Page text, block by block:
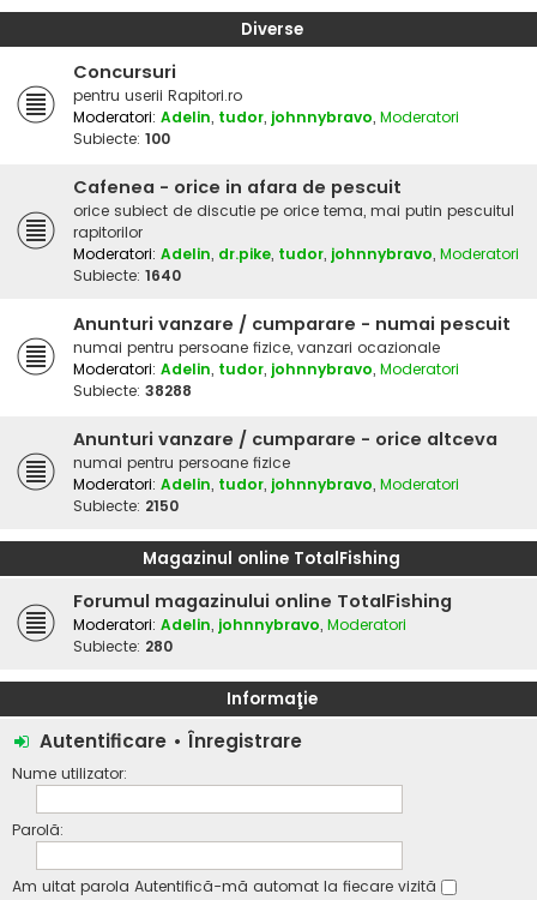
Diverse
Concursuri
pentru userii Rapitori.ro
Moderatori: Adelin, tudor, johnnybravo, Moderatori
Subiecte: 100
Cafenea - orice in afara de pescuit
orice subiect de discutie pe orice tema, mai putin pescuitul
rapitorilor
Moderatori: Adelin, dr.pike, tudor, johnnybravo, Moderatori
Subiecte: 1640
Anunturi vanzare / cumparare - numai pescuit
numai pentru persoane fizice, vanzari ocazionale
Moderatori: Adelin, tudor, johnnybravo, Moderatori
Subiecte: 38288
Anunturi vanzare / cumparare - orice altceva
numai pentru persoane fizice
Moderatori: Adelin, tudor, johnnybravo, Moderatori
Subiecte: 2150
Magazinul online TotalFishing
Forumul magazinului online TotalFishing
Moderatori: Adelin, johnnybravo, Moderatori
Subiecte: 280
Informaţie
Autentificare • Înregistrare
Nume utilizator:
Parolă:
Am uitat parola Autentifică-mă automat la fiecare vizită